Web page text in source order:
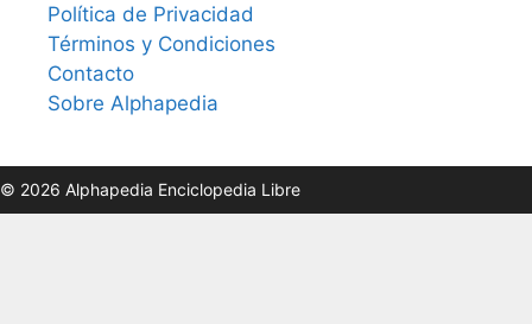
Política de Privacidad
Términos y Condiciones
Contacto
Sobre Alphapedia